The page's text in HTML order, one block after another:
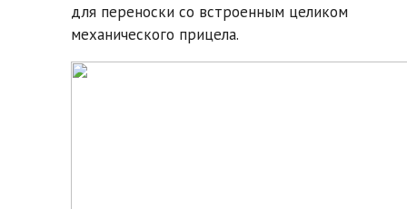
для переноски со встроенным целиком
механического прицела.